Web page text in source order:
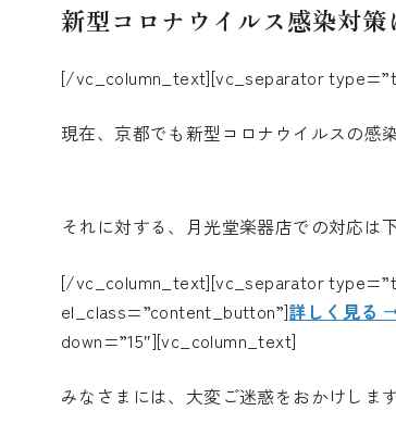
新型コロナウイルス感染対策
[/vc_column_text][vc_separator
現在、京都でも新型コロナウイルスの感
それに対する、月光堂楽器店での対応は
[/vc_column_text][vc_separator
el_class=”content_button”]詳しく見る
down=”15″][vc_column_text]
みなさまには、大変ご迷惑をおかけしま